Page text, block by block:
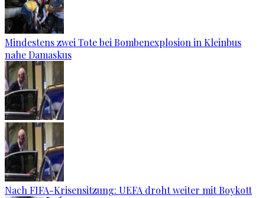
Mindestens zwei Tote bei Bombenexplosion in Kleinbus
nahe Damaskus
Nach FIFA-Krisensitzung: UEFA droht weiter mit Boykott